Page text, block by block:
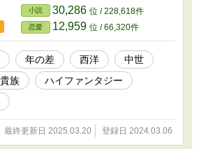
には戸惑うことも多々あるけれど、新しい
でちょっとずつ幸せを見つけていきます。
が願うのはただ1つ。この世界が自分に優し
界であることだけ。 ※はじめて書いた小説
。生暖かい目で見守っていただけますと幸
す。
小説 30,286 位 / 228,618件
恋愛 12,959 位 / 66,320件
年の差 西洋
中世
貴族
ハイファンタジー
最終更新日 2025.03.20 登録日 2024.03.06